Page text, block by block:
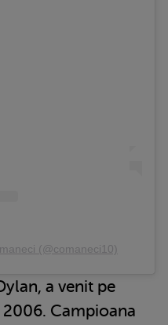
(@comaneci10)
a venit pe
Campioana